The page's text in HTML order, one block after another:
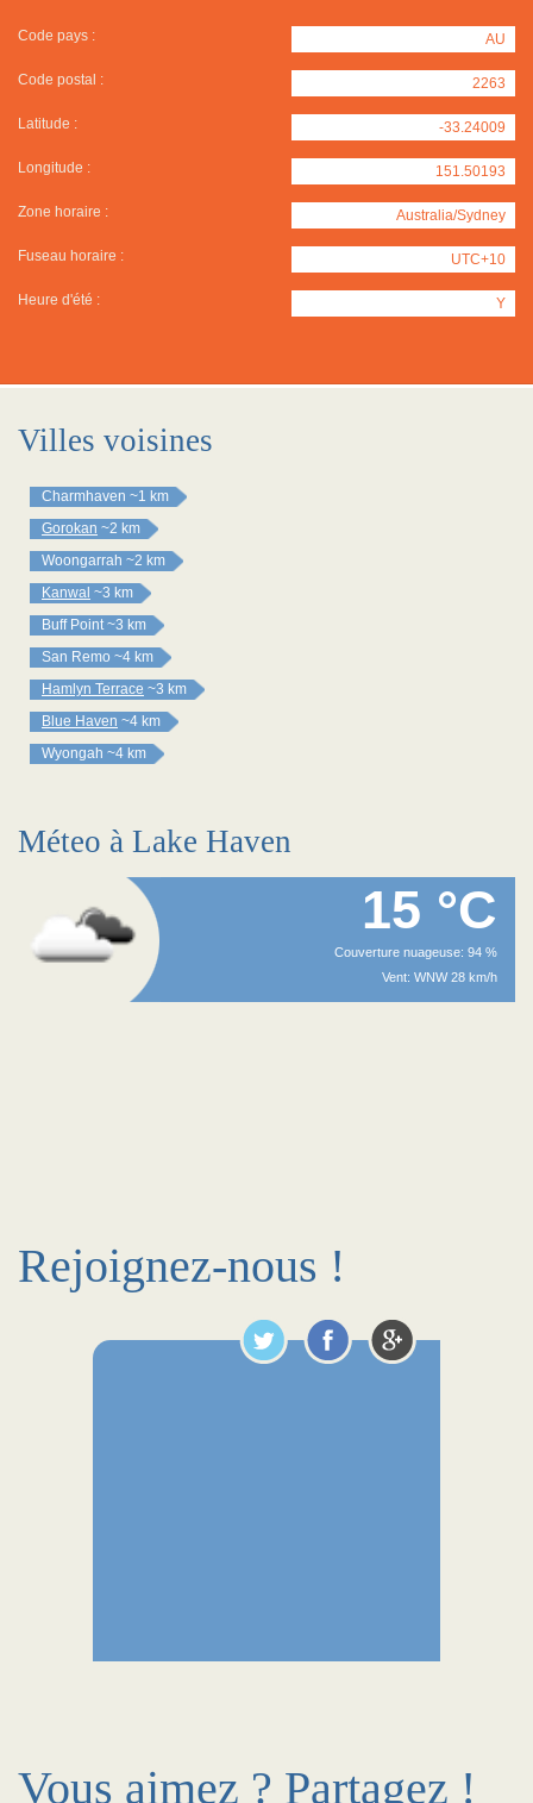
Code pays : AU
Code postal : 2263
Latitude : -33.24009
Longitude : 151.50193
Zone horaire : Australia/Sydney
Fuseau horaire : UTC+10
Heure d'été : Y
Villes voisines
Charmhaven ~1 km
Gorokan ~2 km
Woongarrah ~2 km
Kanwal ~3 km
Buff Point ~3 km
San Remo ~4 km
Hamlyn Terrace ~3 km
Blue Haven ~4 km
Wyongah ~4 km
Méteo à Lake Haven
15 °C
Couverture nuageuse: 94 %
Vent: WNW 28 km/h
Rejoignez-nous !
Vous aimez ? Partagez !